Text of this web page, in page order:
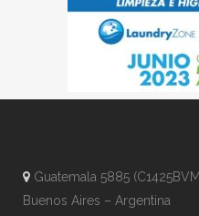
Guatemala 5885
Buenos Aires – Argentina